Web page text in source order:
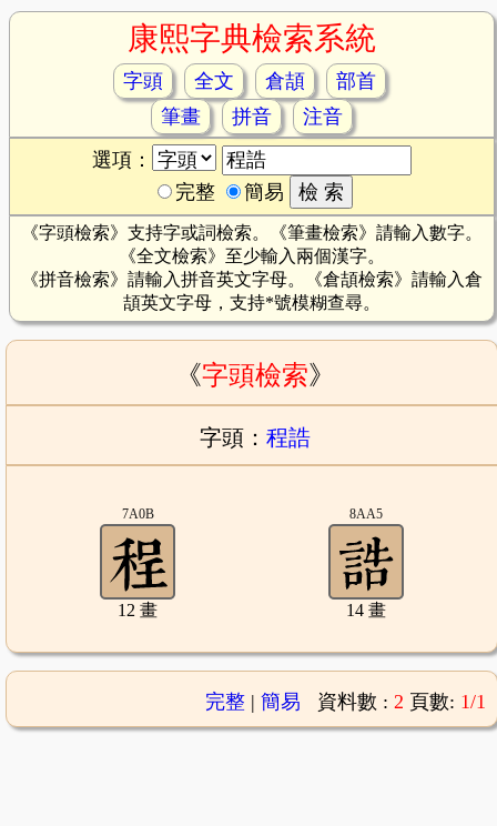
康熙字典檢索系統
字頭 全文 倉頡
部首
筆畫
拼音
注音
選項：
完整
簡易
《字頭檢索》支持字或詞檢索。《筆畫檢索》請輸入數字。
《全文檢索》至少輸入兩個漢字。
《拼音檢索》請輸入拼音英文字母。《倉頡檢索》請輸入倉
頡英文字母，支持*號模糊查尋。
《字頭檢索》
字頭： 程誥
7A0B
12 畫
8AA5
14 畫
完整| 簡易 資料數 : 2 頁數: 1/1